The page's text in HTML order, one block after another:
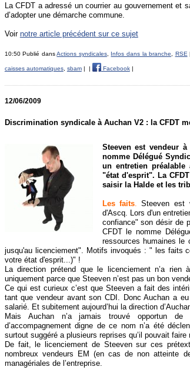
La CFDT a adressé un courrier au gouvernement et
d’adopter une démarche commune.
Voir notre article précédent sur ce sujet
10:50 Publié dansActions syndicales, Infos dans la branche RSE |
caisses automatiques, sbam| | Facebook|
12/06/2009
Discrimination syndicale à Auchan V2 : la CFDT
Steeven est vendeur
nomme Délégué
un entretien
"état d'esprit". La
saisir la Halde et les
Les faits. Steeven est
d'Ascq. Lors d'un
confiance" son désir de
CFDT le nomme
ressources humaines le
jusqu'au licenciement". Motifs invoqués : " les faits
votre état d'esprit...)" !
La direction prétend que le licenciement n’a
uniquement parce que Steeven n’est pas un bon
Ce qui est curieux c’est que Steeven a fait des
tant que vendeur avant son CDI. Donc Auchan a
salarié. Et subitement aujourd’hui la direction
Mais Auchan n’a jamais trouvé opportun
d’accompagnement digne de ce nom n’a été
surtout suggéré a plusieurs reprises qu’il pouvait
De fait, le licenciement de Steeven sur ces
nombreux vendeurs EM (en cas de non atteinte
managériales de l’entreprise.